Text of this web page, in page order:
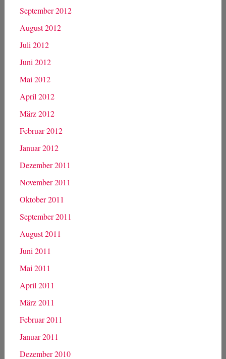
September 2012
August 2012
Juli 2012
Juni 2012
Mai 2012
April 2012
März 2012
Februar 2012
Januar 2012
Dezember 2011
November 2011
Oktober 2011
September 2011
August 2011
Juni 2011
Mai 2011
April 2011
März 2011
Februar 2011
Januar 2011
Dezember 2010